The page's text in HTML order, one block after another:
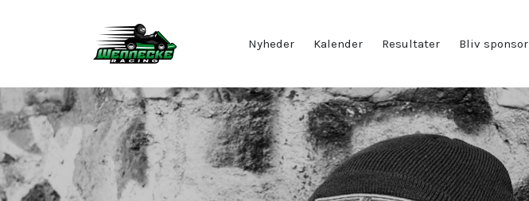
Nyheder Kalender Resultater Bliv sponsor